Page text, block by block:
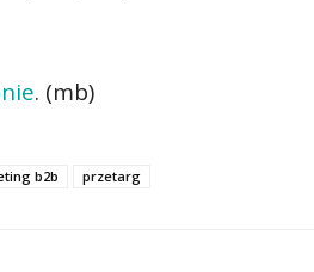
. (mb)
b2b przetarg